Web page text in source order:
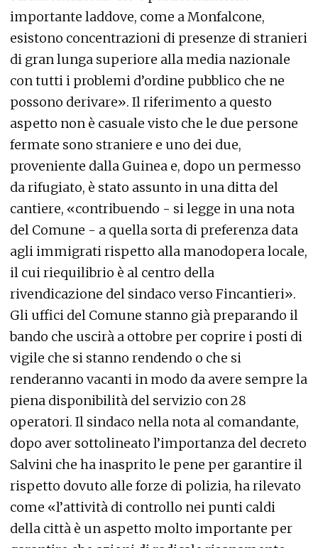
importante laddove, come a Monfalcone,
esistono concentrazioni di presenze di stranieri
di gran lunga superiore alla media nazionale
con tutti i problemi d’ordine pubblico che ne
possono derivare». Il riferimento a questo
aspetto non è casuale visto che le due persone
fermate sono straniere e uno dei due,
proveniente dalla Guinea e, dopo un permesso
da rifugiato, è stato assunto in una ditta del
cantiere, «contribuendo - si legge in una nota
del Comune - a quella sorta di preferenza data
agli immigrati rispetto alla manodopera locale,
il cui riequilibrio è al centro della
rivendicazione del sindaco verso Fincantieri».
Gli uffici del Comune stanno già preparando il
bando che uscirà a ottobre per coprire i posti di
vigile che si stanno rendendo o che si
renderanno vacanti in modo da avere sempre la
piena disponibilità del servizio con 28
operatori. Il sindaco nella nota al comandante,
dopo aver sottolineato l’importanza del decreto
Salvini che ha inasprito le pene per garantire il
rispetto dovuto alle forze di polizia, ha rilevato
come «l’attività di controllo nei punti caldi
della città è un aspetto molto importante per